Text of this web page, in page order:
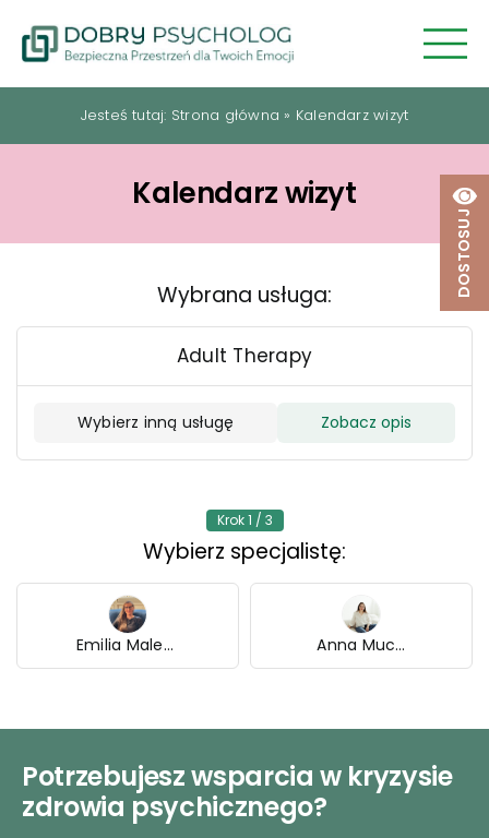
do
Jesteś tutaj: Strona główna » Kalendarz wizyt
Kalendarz wizyt
Wybrana usługa:
Adult Therapy
Wybierz inną usługę Zobacz opis
Krok 1 / 3
Wybierz specjalistę:
Emilia Malenta Anna Mucha
Potrzebujesz wsparcia w kryzysie
zdrowia psychicznego?
DOSTOSUJ